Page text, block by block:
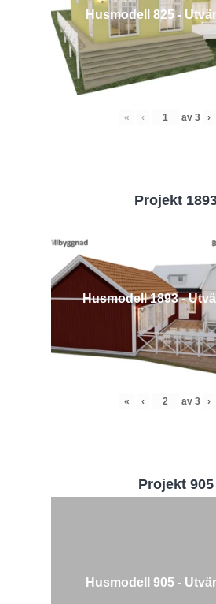
Husmodell 825 -
« ‹ av 3 ›
Projekt
Husmodell 1893 -
« ‹ av 3 ›
Projekt 905
Husmodell 905 -